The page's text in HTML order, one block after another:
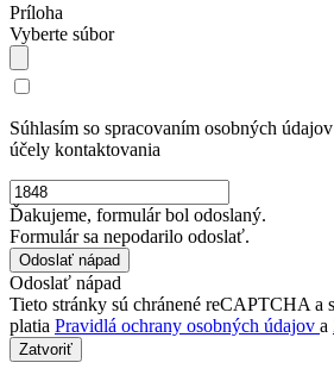
Príloha
Vyberte súbor
Súhlasím so spracovaním osobných údajov
účely kontaktovania
Ďakujeme, formulár bol odoslaný.
Formulár sa nepodarilo odoslať.
Odoslať nápad
Tieto stránky sú chránené reCAPTCHA a
platia Pravidlá ochrany osobných údajov a
Zatvoriť